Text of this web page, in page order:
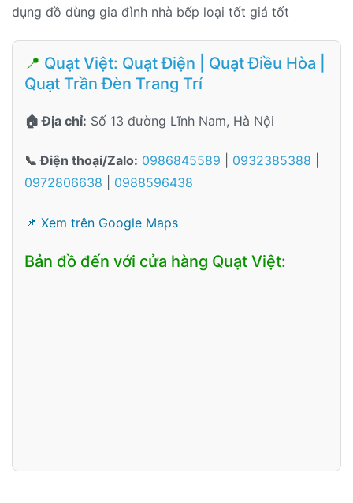
dụng đồ dùng gia đình nhà bếp loại tốt giá tốt
📍 Quạt Việt: Quạt Điện | Quạt Điều Hòa |
Quạt Trần Đèn Trang Trí
🏠 Địa chỉ: Số 13 đường Lĩnh Nam, Hà Nội
📞 Điện thoại/Zalo: 0986845589 0932385388
0972806638
0988596438
📌 Xem trên Google Maps
Bản đồ đến với cửa hàng Quạt Việt: